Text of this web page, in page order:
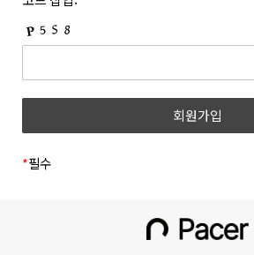
7. 위 항에서 정의되지 않은 약관 상의 용어
거래관행에 따릅니다.
1. 회사는 본 약관의 내용과 상호, 영업소 소
성명, 사업자등록번호, 통신판매업신고번
등을 회원이 쉽게 확인할 수 있도록 사이트의
통하여 볼 수 있도록 합니다.
『전자금융거래법』, 『전자서명법』, 『
및 정보보호 등에 관한 법률』, 『소비자기
수집시기
구분 수집항
이메일
(필수)
번호, 비
(학생,
불량 이
기기정
*필수